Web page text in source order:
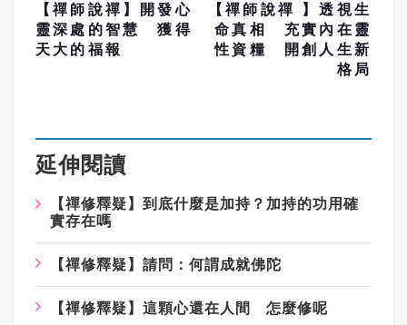
【禪師說禪】開發心
靈深處的智慧 獲得
天大的福報
【禪師說禪 】透視生
命真相 充實內在靈
性資糧 開創人生新
格局
延伸閱讀
【禪修釋疑】到底什麼是加持？加持的功用確
實存在嗎
【禪修釋疑】請問：何謂成就佛陀
【禪修釋疑】這顆心還在人間 怎麼修呢